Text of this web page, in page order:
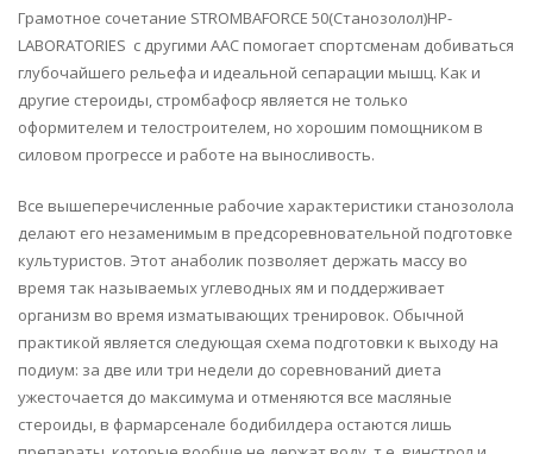
Грамотное сочетание STROMBAFORCE 50(Станозолол)HP-
LABORATORIES с другими ААС помогает спортсменам добиваться
глубочайшего рельефа и идеальной сепарации мышц. Как и
другие стероиды, стромбафоср является не только
оформителем и телостроителем, но хорошим помощником в
силовом прогрессе и работе на выносливость.
Все вышеперечисленные рабочие характеристики станозолола
делают его незаменимым в предсоревновательной подготовке
культуристов. Этот анаболик позволяет держать массу во
время так называемых углеводных ям и поддерживает
организм во время изматывающих тренировок. Обычной
практикой является следующая схема подготовки к выходу на
подиум: за две или три недели до соревнований диета
ужесточается до максимума и отменяются все масляные
стероиды, в фармарсенале бодибилдера остаются лишь